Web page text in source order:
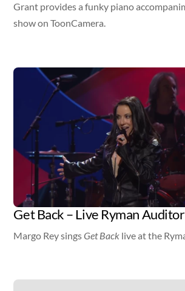
Grant provides a funky piano
show on ToonCamera.
Video
Get Back – Live Ryman
Margo Rey singsGet Back live at the